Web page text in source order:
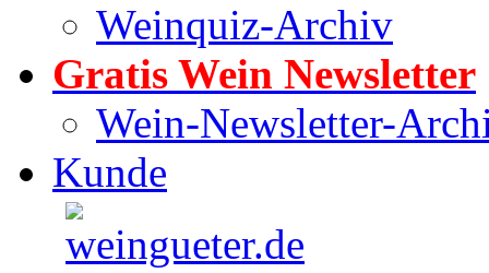
Weinquiz-Archiv
Gratis Wein Newsletter
Wein-Newsletter-
Kunde